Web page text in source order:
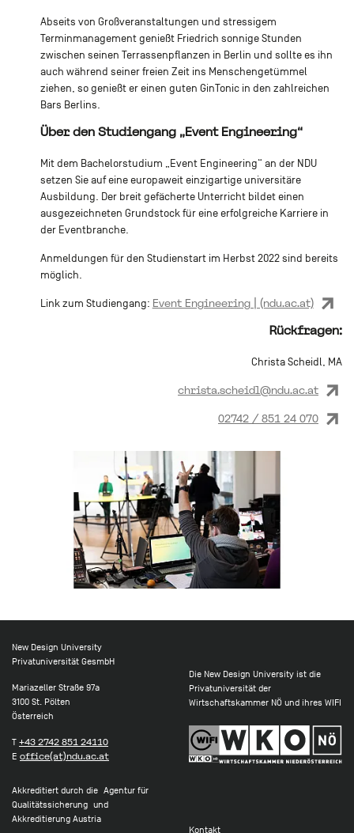
Abseits von Großveranstaltungen und stressigem
Terminmanagement genießt Friedrich sonnige Stunden
zwischen seinen Terrassenpflanzen in Berlin und sollte es ihn
auch während seiner freien Zeit ins Menschengetümmel
ziehen, so genießt er einen guten GinTonic in den zahlreichen
Bars Berlins.
Über den Studiengang „Event Engineering“
Mit dem Bachelorstudium „Event Engineering“ an der NDU
setzen Sie auf eine europaweit einzigartige universitäre
Ausbildung. Der breit gefächerte Unterricht bildet einen
ausgezeichneten Grundstock für eine erfolgreiche Karriere in
der Eventbranche.
Anmeldungen für den Studienstart im Herbst 2022 sind bereits
möglich.
Link zum Studiengang: Event Engineering | (ndu.ac.at)
Rückfragen:
Christa Scheidl, MA
christa.scheidl@ndu.ac.at
02742 / 851 24 070
New Design University
Privatuniversität GesmbH
Mariazeller Straße 97a
3100 St. Pölten
Österreich
T +43 2742 851 24110
E office(at)ndu.ac.at
Die New Design University ist die
Privatuniversität der
Wirtschaftskammer NÖ und ihres WIFI
Akkreditiert durch die Agentur für
Qualitätssicherung und
Akkreditierung Austria
Kontakt